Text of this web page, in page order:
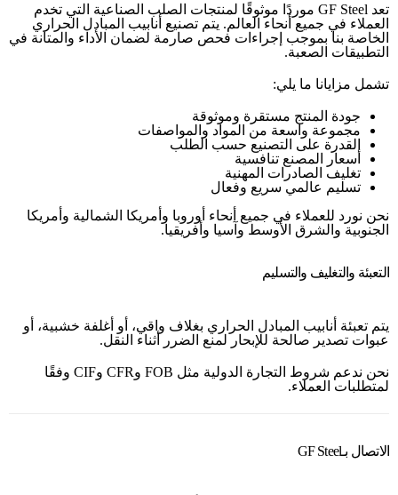
تعد GF Steel موردًا موثوقًا لمنتجات الصلب الصناعية التي تخدم
العملاء في جميع أنحاء العالم. يتم تصنيع أنابيب المبادل الحراري
الخاصة بنا بموجب إجراءات فحص صارمة لضمان الأداء والمتانة في
التطبيقات الصعبة.
تشمل مزايانا ما يلي:
جودة المنتج مستقرة وموثوقة
مجموعة واسعة من المواد والمواصفات
القدرة على التصنيع حسب الطلب
أسعار المصنع تنافسية
تغليف الصادرات المهنية
تسليم عالمي سريع وفعال
نحن نورد للعملاء في جميع أنحاء أوروبا وأمريكا الشمالية وأمريكا
الجنوبية والشرق الأوسط وآسيا وأفريقيا.
التعبئة والتغليف والتسليم
يتم تعبئة أنابيب المبادل الحراري بغلاف واقي، أو أغلفة خشبية، أو
عبوات تصدير صالحة للإبحار لمنع الضرر أثناء النقل.
نحن ندعم شروط التجارة الدولية مثل FOB وCFR وCIF وفقًا
لمتطلبات العملاء.
الاتصال بـGF Steel